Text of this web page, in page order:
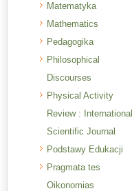
Matematyka
Mathematics
Pedagogika
Philosophical
Discourses
Physical Activity
Review : International
Scientific Journal
Podstawy Edukacji
Pragmata tes
Oikonomias